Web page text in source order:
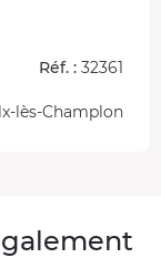
Réf. : 32361
lès-Champlon